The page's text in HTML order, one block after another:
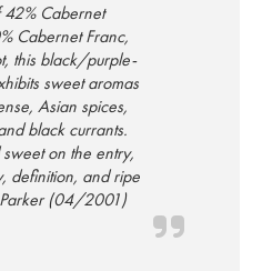
Cabernet
Cabernet Franc,
this black/purple-
sweet aromas
Asian spices,
black currants.
on the entry,
definition, and ripe
(04/2001)